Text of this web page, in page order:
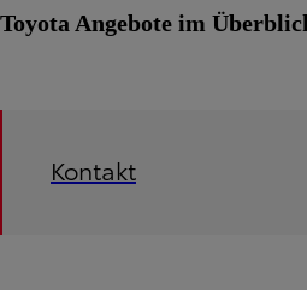
Toyota Angebote im
Kontakt